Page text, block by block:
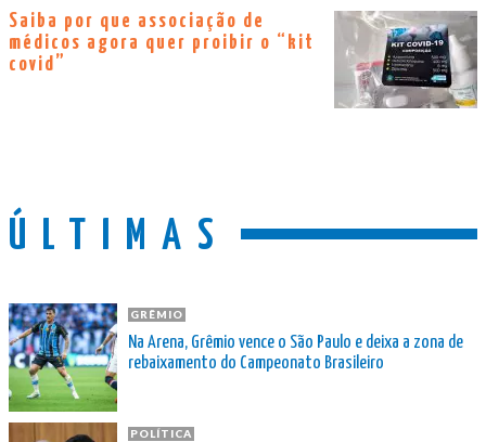
Saiba por que associação de
médicos agora quer proibir o “kit
covid”
ÚLTIMAS
GRÊMIO
Na Arena, Grêmio vence o São Paulo e deixa a zona de
rebaixamento do Campeonato Brasileiro
POLÍTICA